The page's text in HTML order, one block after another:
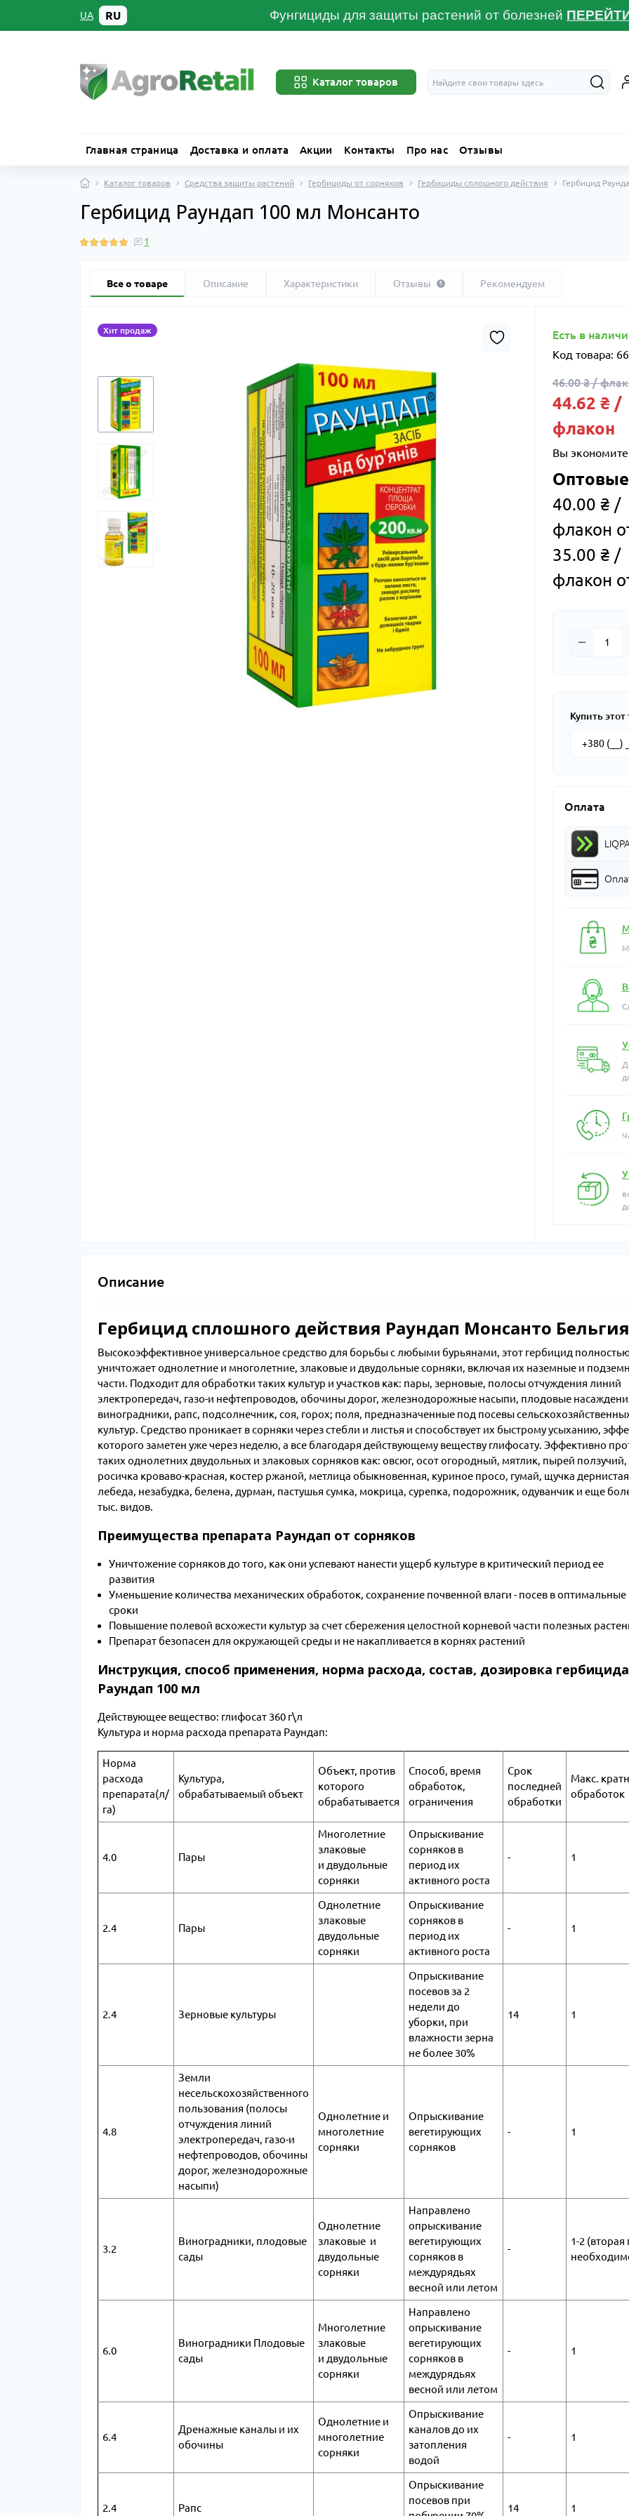
UA RU Фунгициды для защиты растений от болезней
Каталог товаров
Главная страница Доставка и оплата Акции Контакты Про нас Отзывы
Каталог товаров Средства защиты растений Гербициды от сорняков Гербициды сплошного действия Гербицид
Гербицид Раундап 100 мл Монсанто
1
Все о товаре Описание Характеристики Отзывы 1 Рекомендуем
Хит продаж
Есть в
Код товара:
46.00 ₴ /
44.62 ₴ /
флакон
Вы
40.00 ₴ /
флакон
35.00 ₴ /
флакон
Купить
Оплата
Описание
Гербицид сплошного действия Раундап Монсанто Бельгия
Высокоэффективное универсальное средство для борьбы с любыми бурьянами, этот гербицид
уничтожает однолетние и многолетние, злаковые и двудольные сорняки, включая их наземные и
части. Подходит для обработки таких культур и участков как: пары, зерновые, полосы отчуждения линий
электропередач, газо-и нефтепроводов, обочины дорог, железнодорожные насыпи, плодовые
виноградники, рапс, подсолнечник, соя, горох; поля, предназначенные под посевы
культур. Средство проникает в сорняки через стебли и листья и способствует их быстрому усыханию,
которого заметен уже через неделю, а все благодаря действующему веществу глифосату. Эффективно
таких однолетних двудольных и злаковых сорняков как: овсюг, осот огородный, мятлик, пырей ползучий,
росичка кроваво-красная, костер ржаной, метлица обыкновенная, куриное просо, гумай, щучка
лебеда, незабудка, белена, дурман, пастушья сумка, мокрица, сурепка, подорожник, одуванчик и еще
тыс. видов.
Преимущества препарата Раундап от сорняков
Уничтожение сорняков до того, как они успевают нанести ущерб культуре в критический период ее
развития
Уменьшение количества механических обработок, сохранение почвенной влаги - посев в оптимальные
сроки
Повышение полевой всхожести культур за счет сбережения целостной корневой части полезных
Препарат безопасен для окружающей среды и не накапливается в корнях растений
Инструкция, способ применения, норма расхода, состав, дозировка гербицида
Раундап 100 мл
Действующее вещество: глифосат 360 г\л
Культура и норма расхода препарата Раундап:
Норма
расхода
препарата(л/
га)
Культура,
обрабатываемый объект
Объект, против
которого
обрабатывается
Способ, время
обработок,
ограничения
Срок
последней
обработки
Макс.
обработок
4.0 Пары
Многолетние
злаковые
и двудольные
сорняки
Опрыскивание
сорняков в
период их
активного роста
- 1
2.4 Пары
Однолетние
злаковые
двудольные
сорняки
Опрыскивание
сорняков в
период их
активного роста
- 1
2.4 Зерновые культуры
Опрыскивание
посевов за 2
недели до
уборки, при
влажности зерна
не более 30%
14 1
4.8
Земли
несельскохозяйственного
пользования (полосы
отчуждения линий
электропередач, газо-и
нефтепроводов, обочины
дорог, железнодорожные
насыпи)
Однолетние и
многолетние
сорняки
Опрыскивание
вегетирующих
сорняков
- 1
3.2
Виноградники, плодовые
сады
Однолетние
злаковые и
двудольные
сорняки
Направлено
опрыскивание
вегетирующих
сорняков в
междурядьях
весной или летом
-
1-2 (вторая
6.0
Виноградники Плодовые
сады
Многолетние
злаковые
и двудольные
сорняки
Направлено
опрыскивание
вегетирующих
сорняков в
междурядьях
весной или летом
- 1
6.4
Дренажные каналы и их
обочины
Однолетние и
многолетние
сорняки
Опрыскивание
каналов до их
затопления
водой
- 1
2.4 Рапс
Опрыскивание
посевов при
14 1